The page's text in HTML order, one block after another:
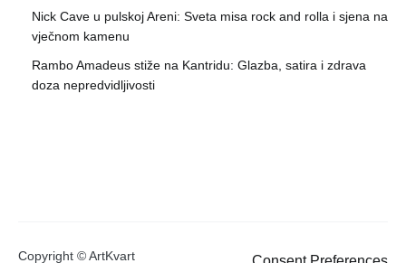
Nick Cave u pulskoj Areni: Sveta misa rock and rolla i sjena na
vječnom kamenu
Rambo Amadeus stiže na Kantridu: Glazba, satira i zdrava
doza nepredvidljivosti
Copyright © ArtKvart